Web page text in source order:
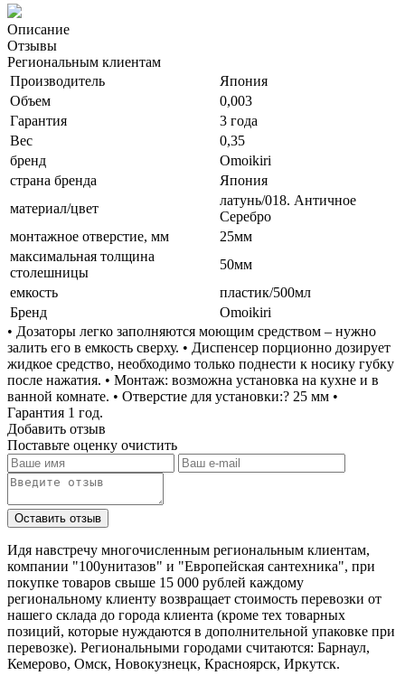
Описание
Отзывы
Региональным клиентам
Производитель
Япония
Объем
0,003
Гарантия
3 года
Вес
0,35
бренд
Omoikiri
страна бренда
Япония
материал/цвет
латунь/018. Античное
Серебро
монтажное отверстие, мм
25мм
максимальная толщина
столешницы
50мм
емкость
пластик/500мл
Бренд
Omoikiri
• Дозаторы легко заполняются моющим средством – нужно
залить его в емкость сверху. • Диспенсер порционно дозирует
жидкое средство, необходимо только поднести к носику губку
после нажатия. • Монтаж: возможна установка на кухне и в
ванной комнате. • Отверстие для установки:? 25 мм •
Гарантия 1 год.
Добавить отзыв
Поставьте оценку очистить
Идя навстречу многочисленным региональным клиентам,
компании "100унитазов" и "Европейская сантехника", при
покупке товаров свыше 15 000 рублей каждому
региональному клиенту возвращает стоимость перевозки от
нашего склада до города клиента (кроме тех товарных
позиций, которые нуждаются в дополнительной упаковке при
перевозке). Региональными городами считаются: Барнаул,
Кемерово, Омск, Новокузнецк, Красноярск, Иркутск.